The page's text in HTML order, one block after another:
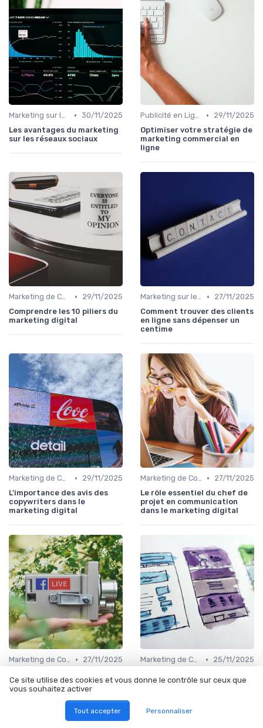
Marketing sur les Réseaux Sociaux • 30/11/2025
Les avantages du marketing
sur les réseaux sociaux
Publicité en Ligne (PPC, Display) •
29/11/2025
Optimiser votre stratégie de
marketing commercial en
ligne
Marketing de Contenu •
29/11/2025
Comprendre les 10 piliers du
marketing digital
Marketing sur les Réseaux Sociaux •
27/11/2025
Comment trouver des clients
en ligne sans dépenser un
centime
Marketing de Contenu •
29/11/2025
L'importance des avis des
copywriters dans le
marketing digital
Marketing de Contenu •
27/11/2025
Le rôle essentiel du chef de
projet en communication
dans le marketing digital
Marketing de Contenu •
27/11/2025
merchandising efficace pour
le marketing digital
Marketing de Contenu •
25/11/2025
différencié pour optimiser
Ce site utilise des cookies et vous donne le contrôle sur ceux que
vous souhaitez activer
Tout accepter Personnaliser